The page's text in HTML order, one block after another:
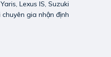
Lexus IS, Suzuki
gia nhận định